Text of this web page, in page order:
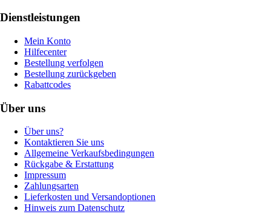
Dienstleistungen
Mein Konto
Hilfecenter
Bestellung verfolgen
Bestellung zurückgeben
Rabattcodes
Über uns
Über uns?
Kontaktieren Sie uns
Allgemeine Verkaufsbedingungen
Rückgabe & Erstattung
Impressum
Zahlungsarten
Lieferkosten und Versandoptionen
Hinweis zum Datenschutz